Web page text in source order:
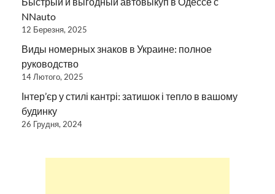
NNauto
12 Березня, 2025
Виды номерных знаков в Украине: полное
руководство
14 Лютого, 2025
Інтер’єр у стилі кантрі: затишок і тепло в вашому
будинку
26 Грудня, 2024